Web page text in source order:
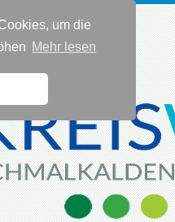
um die
Mehr lesen
0 36 83 - 40 91 0